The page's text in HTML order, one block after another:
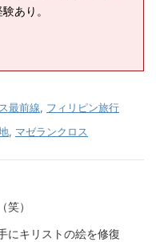
あり。
最前線, フィリピン旅行
, マゼランクロス
）
にキリストの絵を修復